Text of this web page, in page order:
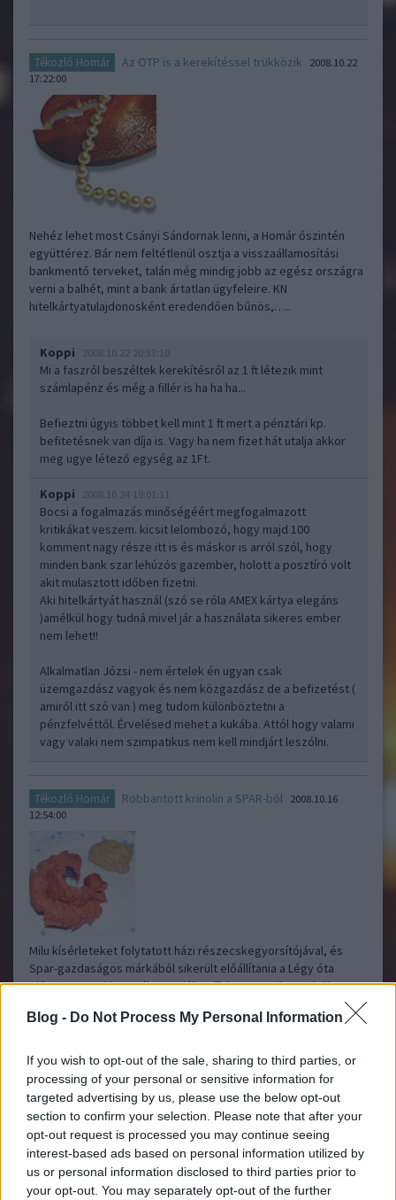
Blog - Do Not Process My Personal Information
If you wish to opt-out of the sale, sharing to third parties, or
processing of your personal or sensitive information for
targeted advertising by us, please use the below opt-out
section to confirm your selection. Please note that after your
opt-out request is processed you may continue seeing
interest-based ads based on personal information utilized by
us or personal information disclosed to third parties prior to
your opt-out. You may separately opt-out of the further
Tékozló Homár Az OTP is a kerekítéssel trükközik
2008.10.22
17:22:00
Nehéz lehet most Csányi Sándornak lenni, a Homár őszintén
együttérez. Bár nem feltétlenül osztja a visszaállamosítási
bankmentő terveket, talán még mindig jobb az egész országra
verni a balhét, mint a bank ártatlan ügyfeleire. KN
hitelkártyatulajdonosként eredendően bűnös,…..
Koppi 2008.10.22 20:33:10
Mi a faszról beszéltek kerekítésről az 1 ft létezik mint
számlapénz és még a fillér is ha ha ha...
Befieztni úgyis többet kell mint 1 ft mert a pénztári kp.
befitetésnek van díja is. Vagy ha nem fizet hát utalja akkor
meg ugye létező egység az 1Ft.
Koppi 2008.10.24 19:01:11
Bocsi a fogalmazás minőségéért megfogalmazott
kritikákat veszem. kicsit lelombozó, hogy majd 100
komment nagy része itt is és máskor is arról szól, hogy
minden bank szar lehúzós gazember, holott a posztíró volt
akit mulasztott időben fizetni.
Aki hitelkártyát használ (szó se róla AMEX kártya elegáns
)amélkül hogy tudná mivel jár a használata sikeres ember
nem lehet!!
Alkalmatlan Józsi - nem értelek én ugyan csak
üzemgazdász vagyok és nem közgazdász de a befizetést (
amiről itt szó van ) meg tudom különböztetni a
pénzfelvéttől. Érvelésed mehet a kukába. Attól hogy valami
vagy valaki nem szimpatikus nem kell mindjárt leszólni.
Tékozló Homár Robbantott krinolin a SPAR-ból 2008.10.16
12:54:00
Milu kísérleteket folytatott házi részecskegyorsítójával, és
Spar-gazdaságos márkából sikerült előállítania a Légy óta
előszeretettel használt speciális effektust, amikor a delikvens
belső szervei a testén kívül kapnak helyet: Bizony elért minket
is a válság, és egyik…..
Koppi 2008.10.21 21:46:28
Ha előtte kicsit megszurkálod és nem akarod felrobbantani
és vízben főzted volna meg akkor meg is ehetted volna de
akkor ugye nincs poszt.
Ja egyábként Spar lecsókolbászt ettem a múltkor nem volt
kifordítva ize viszont nyema...
Igen sok mustár fogyott rohagyon meg a spar összes